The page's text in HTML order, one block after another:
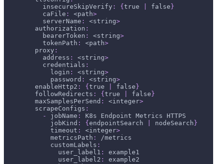
insecureSkipVerify : {true false}
caFile : <path>
serverName : <string>
authorization :
bearerToken : <string>
tokenPath : <path>
proxy :
address : <string>
credentials :
login : <string>
password : <string>
enableHttp2 : {true false}
followRedirects : {true false}
maxSamplesPerSend : <integer>
scrapeConfigs :
-
jobName :
K8s Endpoint Metrics HTTPS
jobKind : {endpointSearch nodeSearch}
timeout : <integer>
metricsPath :
/metrics
customLabels :
user_label1 :
example1
user_label2 :
example2